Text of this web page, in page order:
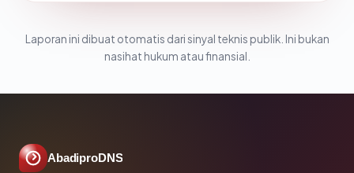
Laporan ini dibuat otomatis dari sinyal teknis publik. Ini bukan
nasihat hukum atau finansial.
AbadiproDNS